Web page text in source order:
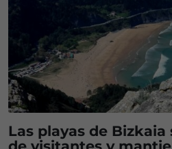
Las playas de